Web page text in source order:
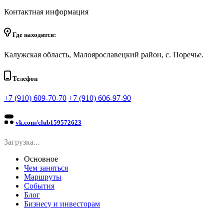
Контактная информация
Где находится:
Калужская область, Малоярославецкий район, с. Поречье.
Телефон
+7 (910) 609-70-70 +7 (910) 606-97-90
vk.com/club159572623
Загрузка...
Основное
Чем заняться
Маршруты
События
Блог
Бизнесу и инвесторам